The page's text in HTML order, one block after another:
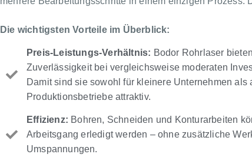
Die wichtigsten Vorteile im Überblick:
Preis-Leistungs-Verhältnis: Bodor Rohrlaser
Zuverlässigkeit bei vergleichsweise moderaten
Damit sind sie sowohl für kleinere Unternehmen als
Produktionsbetriebe attraktiv.
Effizienz: Bohren, Schneiden und Konturarbeiten
Arbeitsgang erledigt werden – ohne zusätzliche
Umspannungen.